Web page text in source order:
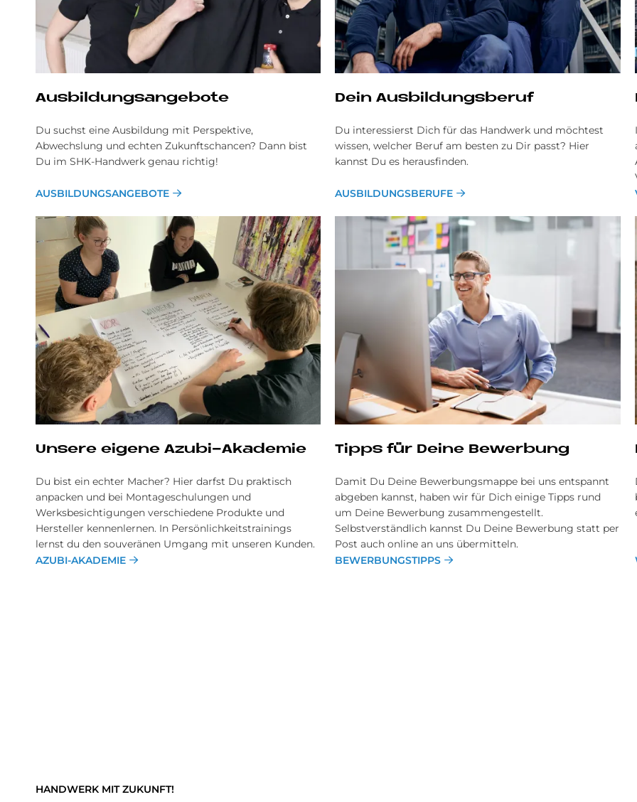
Aus­bil­dungs­an­ge­bo­te
Du suchst eine Ausbildung mit Perspektive,
Abwechslung und echten Zukunftschancen? Dann bist
Du im SHK-Handwerk genau richtig!
AUSBILDUNGSANGEBOTE
Dein Aus­bil­dungs­be­ruf
Du interessierst Dich für das Handwerk und möchtest
wissen, welcher Beruf am besten zu Dir passt? Hier
kannst Du es herausfinden.
AUSBILDUNGSBERUFE
Un­se­re ei­ge­ne Azu­bi-Aka­de­mie
Du bist ein echter Macher? Hier darfst Du praktisch
anpacken und bei Montageschulungen und
Werksbesichtigungen verschiedene Produkte und
Hersteller kennenlernen. In Persönlichkeitstrainings
lernst du den souveränen Umgang mit unseren Kunden.
AZUBI-AKADEMIE
Tipps für De­i­ne Be­wer­bung
Damit Du Deine Bewerbungsmappe bei uns entspannt
abgeben kannst, haben wir für Dich einige Tipps rund
um Deine Bewerbung zusammengestellt.
Selbstverständlich kannst Du Deine Bewerbung statt per
Post auch online an uns übermitteln.
BEWERBUNGSTIPPS
HANDWERK MIT ZUKUNFT!